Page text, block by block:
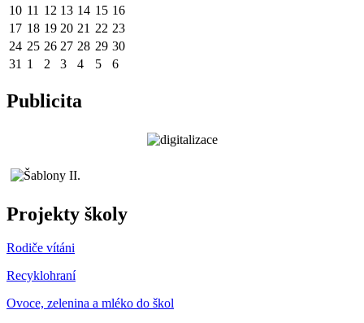
10 11 12 13 14 15 16
17 18 19 20 21 22 23
24 25 26 27 28 29 30
31 1 2 3 4 5 6
Publicita
Projekty školy
Rodiče vítáni
Recyklohraní
Ovoce, zelenina a mléko do škol